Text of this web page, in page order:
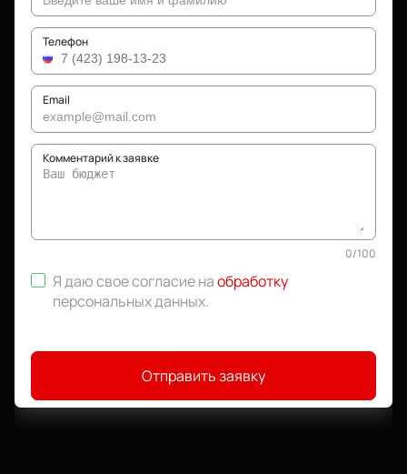
Телефон
Email
Комментарий к заявке
0/100
Я даю свое согласие наобработку
персональных данных.
Отправить заявку